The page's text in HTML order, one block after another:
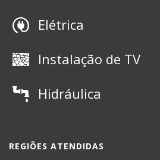
Elétrica
Instalação de TV
Hidráulica
REGIÕES ATENDIDAS